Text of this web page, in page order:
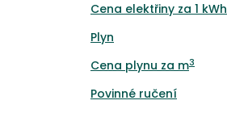
Cena elektřiny za 1 kWh
Plyn
Cena plynu za m3
Povinné ručení